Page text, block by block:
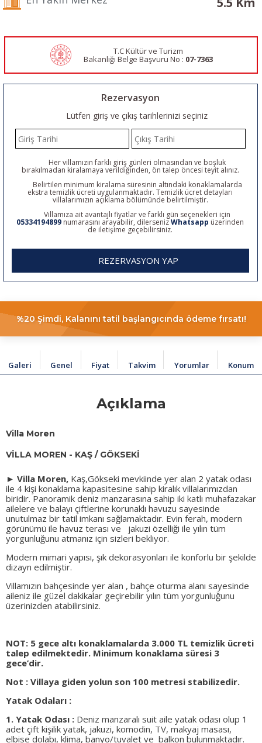
T.C Kültür ve Turizm
Bakanlığı Belge Başvuru No : 07-7363
Rezervasyon
Lütfen giriş ve çıkış tarihlerinizi seçiniz
Her villamızın farklı giriş günleri olmasından ve boşluk
bırakılmadan kiralamaya verildiğinden, ön talep öncesi teyit alınız.
Belirtilen minimum kiralama süresinin altındaki konaklamalarda
ekstra temizlik ücreti uygulanmaktadır. Temizlik ücret detayları
villalarımızın açıklama bölümünde belirtilmiştir.
Villamıza ait avantajlı fiyatlar ve farklı gün seçenekleri için
05334194899 numarasını arayabilir, dilersenizWhatsapp üzerinden
de iletişime geçebilirsiniz.
REZERVASYON YAP
%20 Şimdi, Kalanını tatil başlangıcında ödeme fırsatı!
Galeri Genel Fiyat Takvim Yorumlar Konum
Açıklama
Villa Moren
VİLLA MOREN - KAŞ / GÖKSEKİ
► Villa Moren, Kaş,Gökseki mevkiinde yer alan 2 yatak odası
ile 4 kişi konaklama kapasitesine sahip kiralık villalarımızdan
biridir. Panoramik deniz manzarasına sahip iki katlı muhafazakar
ailelere ve balayı çiftlerine korunaklı havuzu sayesinde
unutulmaz bir tatil imkanı sağlamaktadır. Evin ferah, modern
görünümü ile havuz terası ve jakuzi özelliği ile yılın tüm
yorgunluğunu atmanız için sizleri bekliyor.
Modern mimari yapısı, şık dekorasyonları ile konforlu bir şekilde
dizayn edilmiştir.
Villamızın bahçesinde yer alan , bahçe oturma alanı sayesinde
aileniz ile güzel dakikalar geçirebilir yılın tüm yorgunluğunu
üzerinizden atabilirsiniz.
NOT: 5 gece altı konaklamalarda 3.000 TL temizlik ücreti
talep edilmektedir. Minimum konaklama süresi 3
gece’dir.
Not : Villaya giden yolun son 100 metresi stabilizedir.
Yatak Odaları :
1. Yatak Odası : Deniz manzaralı suit aile yatak odası olup 1
adet çift kişilik yatak, jakuzi, komodin, TV, makyaj masası,
elbise dolabı, klima, banyo/tuvalet ve balkon bulunmaktadır.